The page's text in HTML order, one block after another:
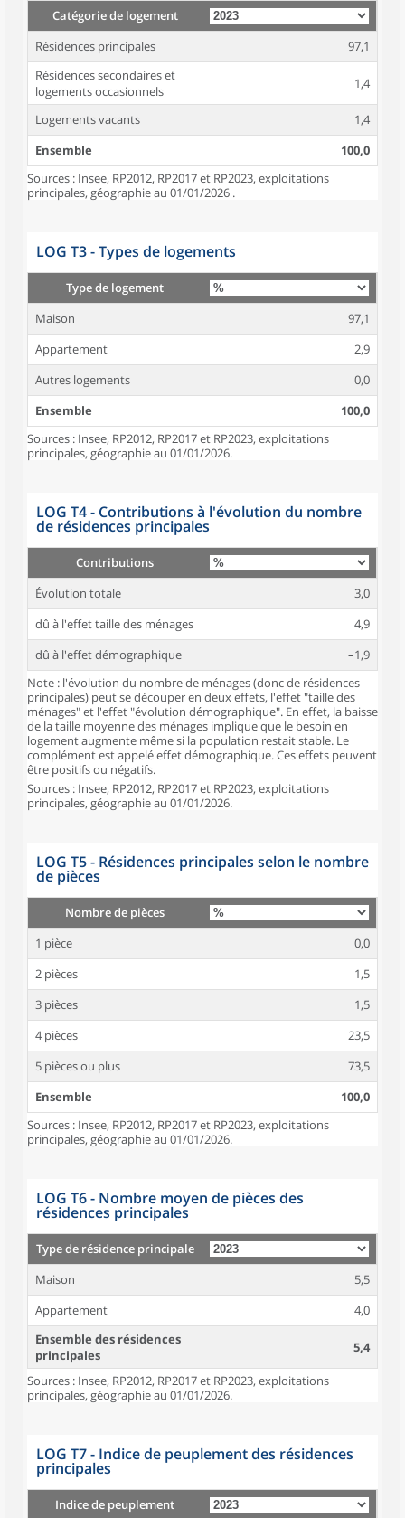
Catégorie de logement
Résidences principales
97,1
Résidences secondaires et
logements occasionnels
1,4
Logements vacants
1,4
Ensemble
100,0
Sources : Insee, RP2012, RP2017 et RP2023, exploitations
principales, géographie au 01/01/2026 .
LOG T3 - Types de logements
Type de logement
Maison
97,1
Appartement
2,9
Autres logements
0,0
Ensemble
100,0
Sources : Insee, RP2012, RP2017 et RP2023, exploitations
principales, géographie au 01/01/2026.
LOG T4 - Contributions à l'évolution du nombre
de résidences principales
Contributions
Évolution totale
3,0
dû à l'effet taille des ménages
4,9
dû à l'effet démographique
–1,9
Note : l'évolution du nombre de ménages (donc de résidences
principales) peut se découper en deux effets, l'effet "taille des
ménages" et l'effet "évolution démographique". En effet, la baisse
de la taille moyenne des ménages implique que le besoin en
logement augmente même si la population restait stable. Le
complément est appelé effet démographique. Ces effets peuvent
être positifs ou négatifs.
Sources : Insee, RP2012, RP2017 et RP2023, exploitations
principales, géographie au 01/01/2026.
LOG T5 - Résidences principales selon le nombre
de pièces
Nombre de pièces
1 pièce
0,0
2 pièces
1,5
3 pièces
1,5
4 pièces
23,5
5 pièces ou plus
73,5
Ensemble
100,0
Sources : Insee, RP2012, RP2017 et RP2023, exploitations
principales, géographie au 01/01/2026.
LOG T6 - Nombre moyen de pièces des
résidences principales
Type de résidence principale
Maison
5,5
Appartement
4,0
Ensemble des résidences
principales
5,4
Sources : Insee, RP2012, RP2017 et RP2023, exploitations
principales, géographie au 01/01/2026.
LOG T7 - Indice de peuplement des résidences
principales
Indice de peuplement